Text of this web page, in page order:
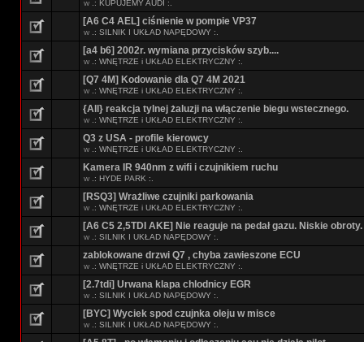
w .: KUPUJEMY AUDI :.
[A6 C4 AEL] ciśnienie w pompie VP37
w .: SILNIK I UKŁAD NAPĘDOWY :.
[a4 b6] 2002r. wymiana przycisków szyb....
w .: WNĘTRZE i UKŁAD ELEKTRYCZNY :.
[Q7 4M] Kodowanie dla Q7 4M 2021
w .: WNĘTRZE i UKŁAD ELEKTRYCZNY :.
{All} reakcja tylnej żaluzji na włączenie biegu wstecznego.
w .: WNĘTRZE i UKŁAD ELEKTRYCZNY :.
Q3 z USA - profile kierowcy
w .: WNĘTRZE i UKŁAD ELEKTRYCZNY :.
Kamera IR 940nm z wifi i czujnikiem ruchu
w .: HYDE PARK :.
[RSQ3] Wrażliwe czujniki parkowania
w .: WNĘTRZE i UKŁAD ELEKTRYCZNY :.
[A6 C5 2,5TDI AKE] Nie reaguje na pedał gazu. Niskie obroty.
w .: SILNIK I UKŁAD NAPĘDOWY :.
zablokowane drzwi Q7 , chyba zawieszone ECU
w .: WNĘTRZE i UKŁAD ELEKTRYCZNY :.
[2.7tdi] Urwana klapa chlodnicy EGR
w .: SILNIK I UKŁAD NAPĘDOWY :.
[BYC] Wyciek spod czujnka oleju w misce
w .: SILNIK I UKŁAD NAPĘDOWY :.